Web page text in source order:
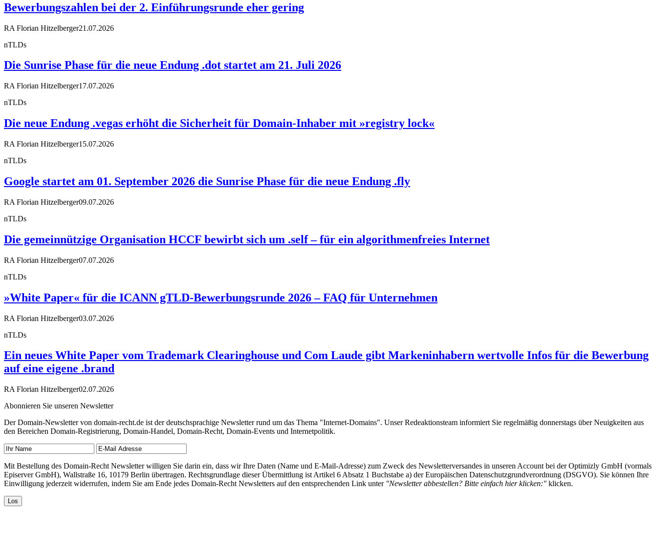
Bewerbungszahlen bei der 2. Einführungsrunde eher gering
RA Florian Hitzelberger21.07.2026
nTLDs
Die Sunrise Phase für die neue Endung .dot startet am 21. Juli 2026
RA Florian Hitzelberger17.07.2026
nTLDs
Die neue Endung .vegas erhöht die Sicherheit für Domain-Inhaber mit »registry lock«
RA Florian Hitzelberger15.07.2026
nTLDs
Google startet am 01. September 2026 die Sunrise Phase für die neue Endung .fly
RA Florian Hitzelberger09.07.2026
nTLDs
Die gemeinnützige Organisation HCCF bewirbt sich um .self – für ein algorithmenfreies Internet
RA Florian Hitzelberger07.07.2026
nTLDs
»White Paper« für die ICANN gTLD-Bewerbungsrunde 2026 – FAQ für Unternehmen
RA Florian Hitzelberger03.07.2026
nTLDs
Ein neues White Paper vom Trademark Clearinghouse und Com Laude gibt Markeninhabern wertvolle Infos für die Bewerbung
auf eine eigene .brand
RA Florian Hitzelberger02.07.2026
Abonnieren Sie unseren Newsletter
Der Domain-Newsletter von domain-recht.de ist der deutschsprachige Newsletter rund um das Thema "Internet-Domains". Unser Redeaktionsteam informiert Sie regelmäßig donnerstags über Neuigkeiten aus
den Bereichen Domain-Registrierung, Domain-Handel, Domain-Recht, Domain-Events und Internetpolitik.
Mit Bestellung des Domain-Recht Newsletter willigen Sie darin ein, dass wir Ihre Daten (Name und E-Mail-Adresse) zum Zweck des Newsletterversandes in unseren Account bei der Optimizly GmbH (vormals
Episerver GmbH), Wallstraße 16, 10179 Berlin übertragen. Rechtsgrundlage dieser Übermittlung ist Artikel 6 Absatz 1 Buchstabe a) der Europäischen Datenschutzgrundverordnung (DSGVO). Sie können Ihre
Einwilligung jederzeit widerrufen, indem Sie am Ende jedes Domain-Recht Newsletters auf den entsprechenden Link unter "Newsletter abbestellen? Bitte einfach hier klicken:" klicken.